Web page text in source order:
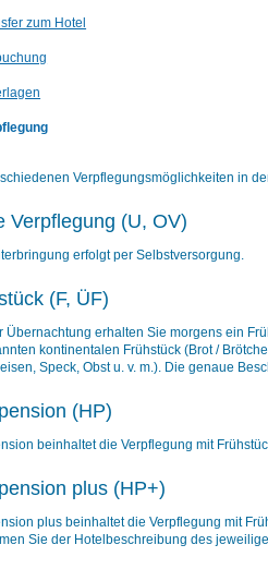
zum Hotel
Verpflegungsmöglichkeiten in
Verpflegung (U, OV)
erfolgt per Selbstversorgung.
(F, ÜF)
Übernachtung erhalten Sie morgens ein
kontinentalen Frühstück (Brot /
Speck, Obst u. v. m.). Die genaue
(HP)
beinhaltet die Verpflegung mit
plus (HP+)
plus beinhaltet die Verpflegung mit
Sie der Hotelbeschreibung des